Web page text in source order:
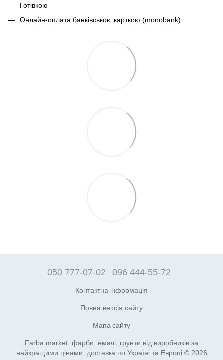
Готівкою
Онлайн-оплата банківською карткою (monobank)
050 777-07-02 096 444-55-72
Контактна інформація
Повна версія сайту
Мапа сайту
Farba market: фарби, емалі, грунти від виробників за
найкращими цінами, доставка по Україні та Европі © 2026